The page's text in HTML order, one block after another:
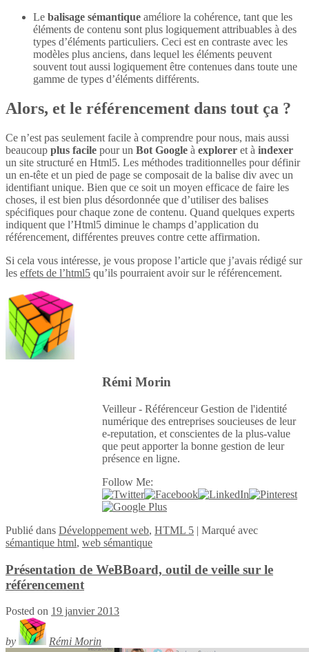
Le balisage sémantique améliore la cohérence, tant que les
éléments de contenu sont plus logiquement attribuables à des
types d’éléments particuliers. Ceci est en contraste avec les
modèles plus anciens, dans lequel les éléments peuvent
souvent tout aussi logiquement être contenues dans toute une
gamme de types d’éléments différents.
Alors, et le référencement dans tout ça ?
Ce n’est pas seulement facile à comprendre pour nous, mais aussi
beaucoup plus facile pour un Bot Google à explorer et à indexer
un site structuré en Html5. Les méthodes traditionnelles pour définir
un en-tête et un pied de page se composait de la balise div avec un
identifiant unique. Bien que ce soit un moyen efficace de faire les
choses, il est bien plus désordonnée que d’utiliser des balises
spécifiques pour chaque zone de contenu. Quand quelques experts
indiquent que l’Html5 diminue le champs d’application du
référencement, différentes preuves contre cette affirmation.
Si cela vous intéresse, je vous propose l’article que j’avais rédigé sur
les effets de l’html5 qu’ils pourraient avoir sur le référencement.
Rémi Morin
Veilleur - Référenceur Gestion de l'identité
numérique des entreprises soucieuses de leur
e-reputation, et conscientes de la plus-value
que peut apporter la bonne gestion de leur
présence en ligne.
Follow Me:
Publié dans Développement web, HTML 5 | Marqué avec
sémantique html, web sémantique
Présentation de WeBBoard, outil de veille sur le
référencement
Posted on 19 janvier 2013
by Rémi Morin